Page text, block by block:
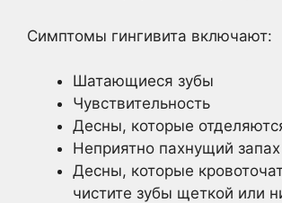
Симптомы гингивита включают:
Шатающиеся зубы
Чувствительность
Десны, которые
Неприятно пахнущий запах
Десны, которые
чистите зубы щеткой или